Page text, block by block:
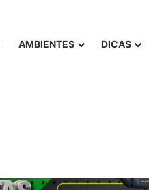
AMBIENTES DICAS